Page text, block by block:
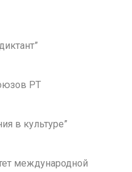
РТ
в культуре”
международной